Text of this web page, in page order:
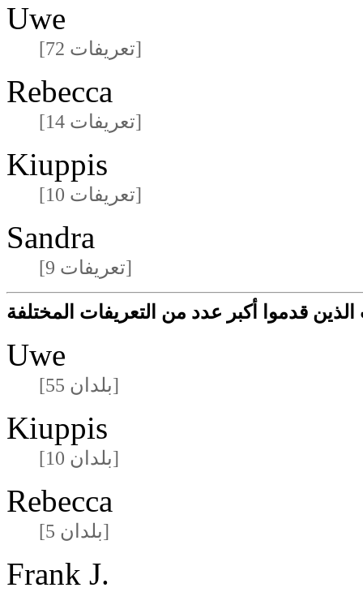
Uwe
[72 تعريفات]
Rebecca
[14 تعريفات]
Kiuppis
[10 تعريفات]
Sandra
[9 تعريفات]
قدموا أكبر عدد من التعريفات المختلفة
Uwe
[55 بلدان]
Kiuppis
[10 بلدان]
Rebecca
[5 بلدان]
Frank J.